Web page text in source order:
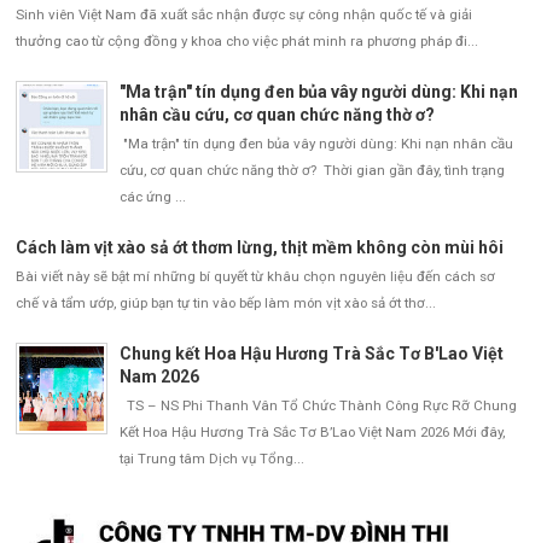
Sinh viên Việt Nam đã xuất sắc nhận được sự công nhận quốc tế và giải
thưởng cao từ cộng đồng y khoa cho việc phát minh ra phương pháp đi...
"Ma trận" tín dụng đen bủa vây người dùng: Khi nạn
nhân cầu cứu, cơ quan chức năng thờ ơ?
"Ma trận" tín dụng đen bủa vây người dùng: Khi nạn nhân cầu
cứu, cơ quan chức năng thờ ơ? Thời gian gần đây, tình trạng
các ứng ...
Cách làm vịt xào sả ớt thơm lừng, thịt mềm không còn mùi hôi
Bài viết này sẽ bật mí những bí quyết từ khâu chọn nguyên liệu đến cách sơ
chế và tẩm ướp, giúp bạn tự tin vào bếp làm món vịt xào sả ớt thơ...
Chung kết Hoa Hậu Hương Trà Sắc Tơ B'Lao Việt
Nam 2026
TS – NS Phi Thanh Vân Tổ Chức Thành Công Rực Rỡ Chung
Kết Hoa Hậu Hương Trà Sắc Tơ B’Lao Việt Nam 2026 Mới đây,
tại Trung tâm Dịch vụ Tổng...